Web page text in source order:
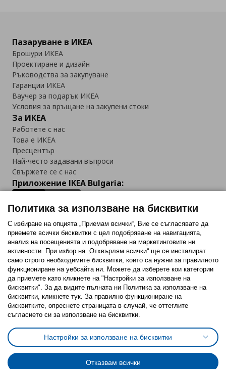
Пазаруване в ИКЕА
Брошури ИКЕА
Проектиране и дизайн
Ръководства за закупуване
Гаранции ИКЕА
Ваучер за подарък ИКЕА
Условия за връщане на закупени стоки
За ИКЕА
Работете с нас
Това е ИКЕА
Пресцентър
Най-често задавани въпроси
Свържете се с нас
Приложение IKEA Bulgaria:
Последвайте ни:
FacebookTwitterYoutubePinterestInstagram
Политика за използване на бисквитки (Cookies)
Избор на настройки за използване на бисквитки
Условия за ползване на ikea.bgОбща политика за личните данни
Политика за защита на личните данни на ikea.bg
Общи условия на програма IKEA Family
Политика за използване на бисквитки
С избиране на опцията „Приемам всички“, Вие се съгласявате да
приемете всички бисквитки с цел подобряване на навигацията,
анализ на посещенията и подобряване на маркетинговите ни
активности. При избор на „Отхвърлям всички“ ще се инсталират
само строго необходимитe бисквитки, които са нужни за правилното
функциониране на уебсайта ни. Можете да изберете кои категории
да приемете като кликнете на "Настройки за използване на
бисквитки". За да видите пълната ни Политика за използване на
бисквитки, кликнете тук. За правилно функциониране на
бисквитките, опреснете страницата в случай, че оттеглите
съгласието си за използване на бисквитки.
Настройки за използване на бисквитки
Отказвам всички